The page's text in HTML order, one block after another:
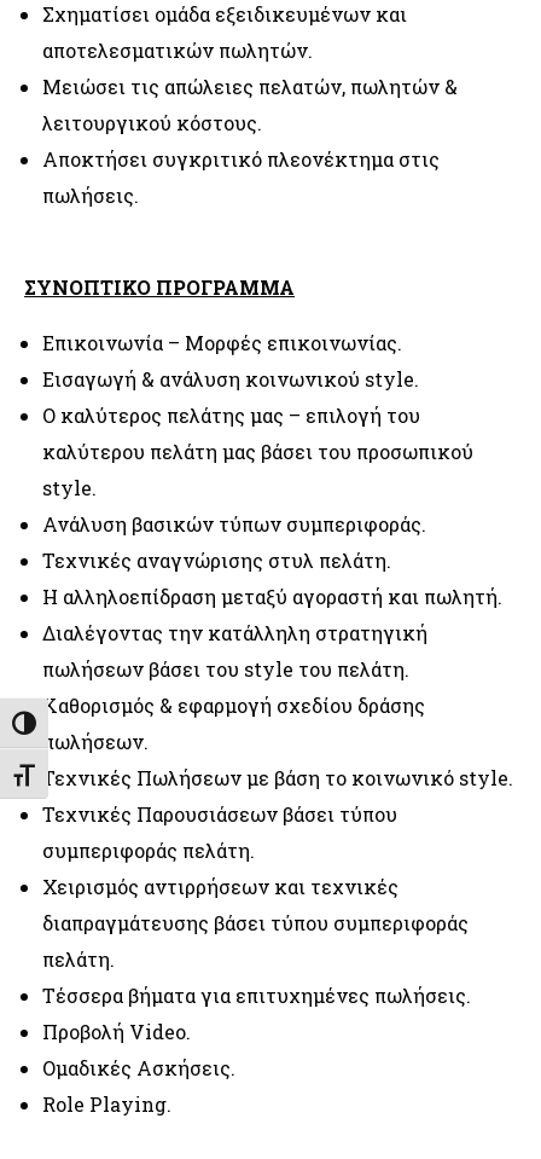
Εναλλαγή Υψηλής Αντίθεσης
Εναλλαγή Μεγέθους Γραμμάτων
Σχηματίσει ομάδα εξειδικευμένων και
αποτελεσματικών πωλητών.
Μειώσει τις απώλειες πελατών, πωλητών &
λειτουργικού κόστους.
Αποκτήσει συγκριτικό πλεονέκτημα στις
πωλήσεις.
ΣΥΝΟΠΤΙΚΟ ΠΡΟΓΡΑΜΜΑ
Επικοινωνία – Μορφές επικοινωνίας.
Εισαγωγή & ανάλυση κοινωνικού style.
Ο καλύτερος πελάτης μας – επιλογή του
καλύτερου πελάτη μας βάσει του προσωπικού
style.
Ανάλυση βασικών τύπων συμπεριφοράς.
Τεχνικές αναγνώρισης στυλ πελάτη.
Η αλληλοεπίδραση μεταξύ αγοραστή και πωλητή.
Διαλέγοντας την κατάλληλη στρατηγική
πωλήσεων βάσει του style του πελάτη.
Καθορισμός & εφαρμογή σχεδίου δράσης
πωλήσεων.
Τεχνικές Πωλήσεων με βάση το κοινωνικό style.
Τεχνικές Παρουσιάσεων βάσει τύπου
συμπεριφοράς πελάτη.
Χειρισμός αντιρρήσεων και τεχνικές
διαπραγμάτευσης βάσει τύπου συμπεριφοράς
πελάτη.
Τέσσερα βήματα για επιτυχημένες πωλήσεις.
Προβολή Video.
Ομαδικές Ασκήσεις.
Role Playing.